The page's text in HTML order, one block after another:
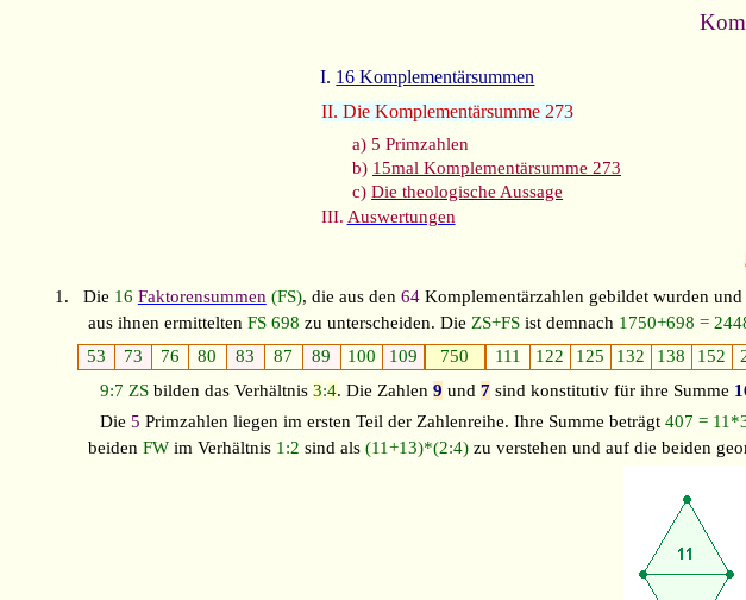
I. 16 Komplementärsummen
II. Die Komplementärsumme 273
a) 5 Primzahlen
b) 15mal Komplementärsumme 273
c) Die theologische Aussage
III. Auswertungen
1. Die 16 Faktorensummen (FS), die aus den 64Komplementärzahlen gebildet wurden und
aus ihnen ermitteltenFS 698 zu unterscheiden. Die ZS+FS ist demnach 1750+698 =
53
73 76 80 83 87 89 100 109 750 111 122 125 132 138 152
9:7 ZSbilden das Verhältnis 3:4. Die Zahlen 9 und 7sind konstitutiv für ihre Summe
Die 5 Primzahlen liegen im ersten Teil der Zahlenreihe. Ihre Summe beträgt 407 =
beidenFW im Verhältnis 1:2 sind als(11+13)*(2:4) zu verstehen und auf die beiden